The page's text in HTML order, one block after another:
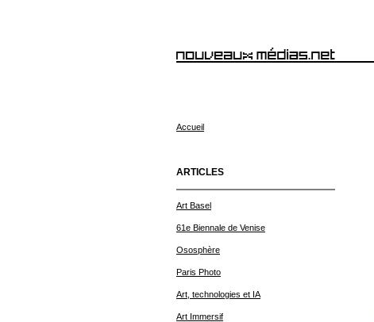
Accueil
ARTICLES
Art Basel
61e Biennale de Venise
Ososphère
Paris Photo
Art, technologies et IA
Art Immersif